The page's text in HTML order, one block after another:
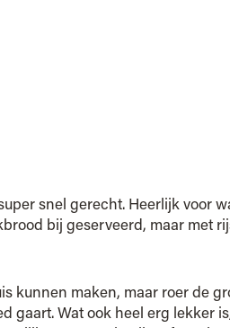
snel gerecht. Heerlijk voor
bij geserveerd, maar met
kunnen maken, maar roer de
gaart. Wat ook heel erg lekker